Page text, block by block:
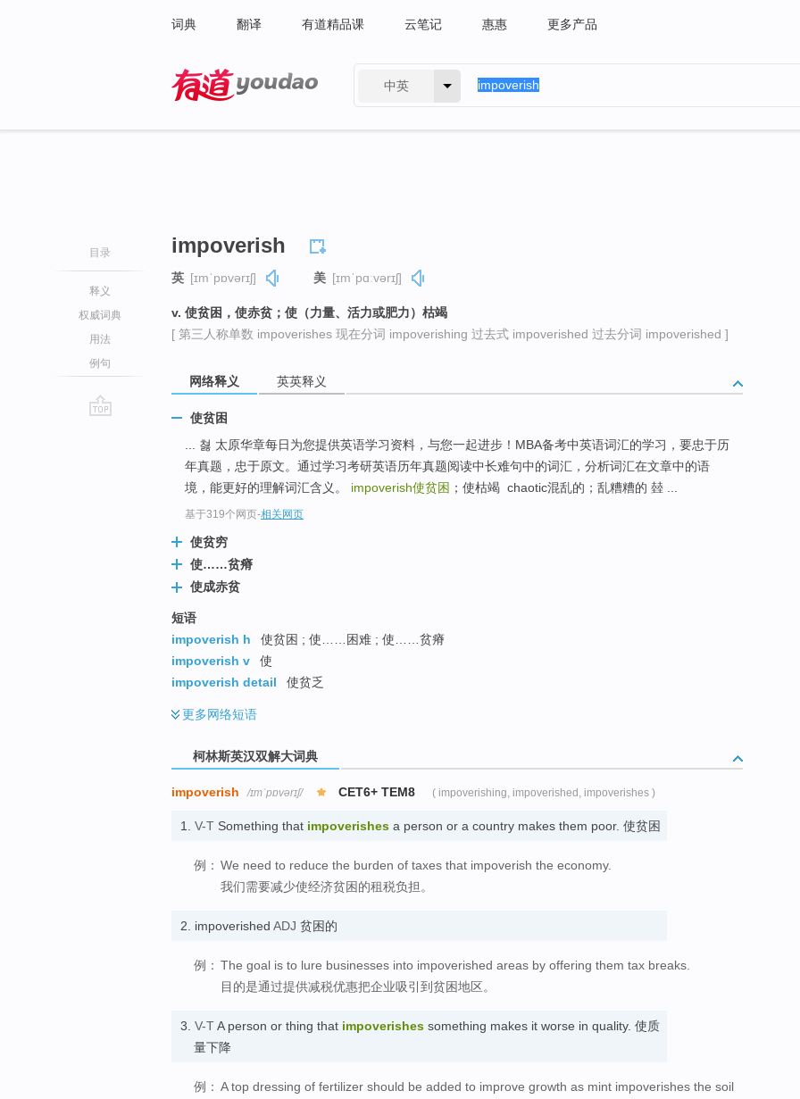
词典 翻译 有道精品课 云笔记 惠惠 更多产品
中英
目录
释义
权威词典
用法
例句
impoverish
英 [ɪmˈpɒvərɪʃ] 美 [ɪmˈpɑːvərɪʃ]
v. 使贫困，使赤贫；使（力量、活力或肥力）枯竭
[ 第三人称单数 impoverishes 现在分词 impoverishing 过去式 impoverished 过去分词 impoverished ]
网络释义 英英释义
使贫困
... 쳟 太原华章每日为您提供英语学习资料，与您一起进步！MBA备考中英语词汇的学习，要忠于历
年真题，忠于原文。通过学习考研英语历年真题阅读中长难句中的词汇，分析词汇在文章中的语
境，能更好的理解词汇含义。 impoverish使贫困 ；使枯竭 ­ chaotic混乱的；乱糟糟的 龳 ...
基于319个网页-相关网页
使贫穷
使……贫瘠
使成赤贫
短语
impoverish h
使贫困 ; 使……困难 ; 使……贫瘠
impoverish v
使
impoverish detail
使贫乏
更多网络短语
柯林斯英汉双解大词典
impoverish /ɪmˈpɒvərɪʃ/ CET6+ TEM8 ( impoverishing, impoverished, impoverishes )
1. V-T Something that impoverishes a person or a country makes them poor. 使贫困
例： We need to reduce the burden of taxes that impoverish the economy.
我们需要减少使经济贫困的租税负担。
2. impoverished ADJ 贫困的
例： The goal is to lure businesses into impoverished areas by offering them tax breaks.
目的是通过提供减税优惠把企业吸引到贫困地区。
3. V-TA person or thing that impoverishes something makes it worse in quality. 使质
量下降
例： A top dressing of fertilizer should be added to improve growth as mint impoverishes the soil